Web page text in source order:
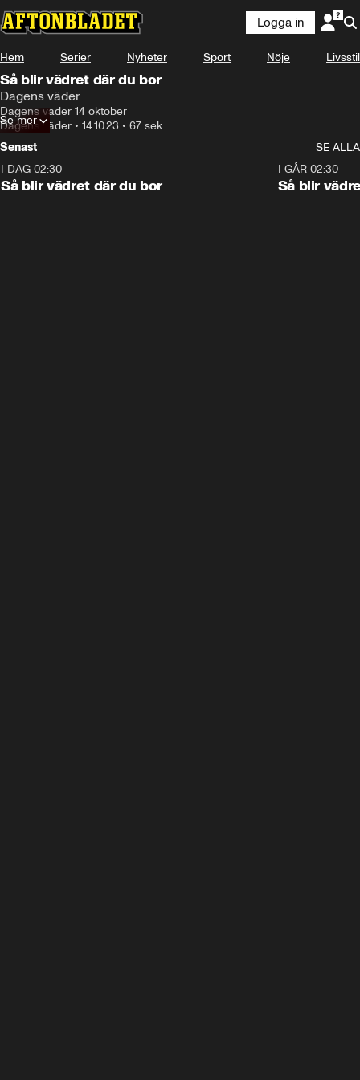
Logga in
Hem Serier Nyheter Sport Nöje Livsstil
Så blir vädret där du bor
Dagens väder
Dagens väder 14 oktober
Dagens väder • 14.10.23 • 67 sek
Se mer
Senast
SE ALLA
I DAG 02:30
Så blir vädret där du bor
I GÅR 02:30
Så blir